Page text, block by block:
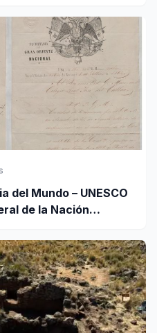
del Mundo – UNESCO
de la Nación